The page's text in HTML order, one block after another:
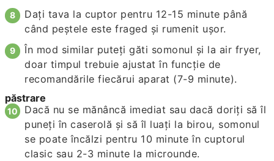
Dați tava la cuptor pentru 12-15 minute până
când peștele este fraged și rumenit ușor.
În mod similar puteți găti somonul și la air fryer,
doar timpul trebuie ajustat în funcție de
recomandările fiecărui aparat (7-9 minute).
păstrare
Dacă nu se mănâncă imediat sau dacă doriți să îl
puneți în caserolă și să îl luați la birou, somonul
se poate încălzi pentru 10 minute în cuptorul
clasic sau 2-3 minute la microunde.